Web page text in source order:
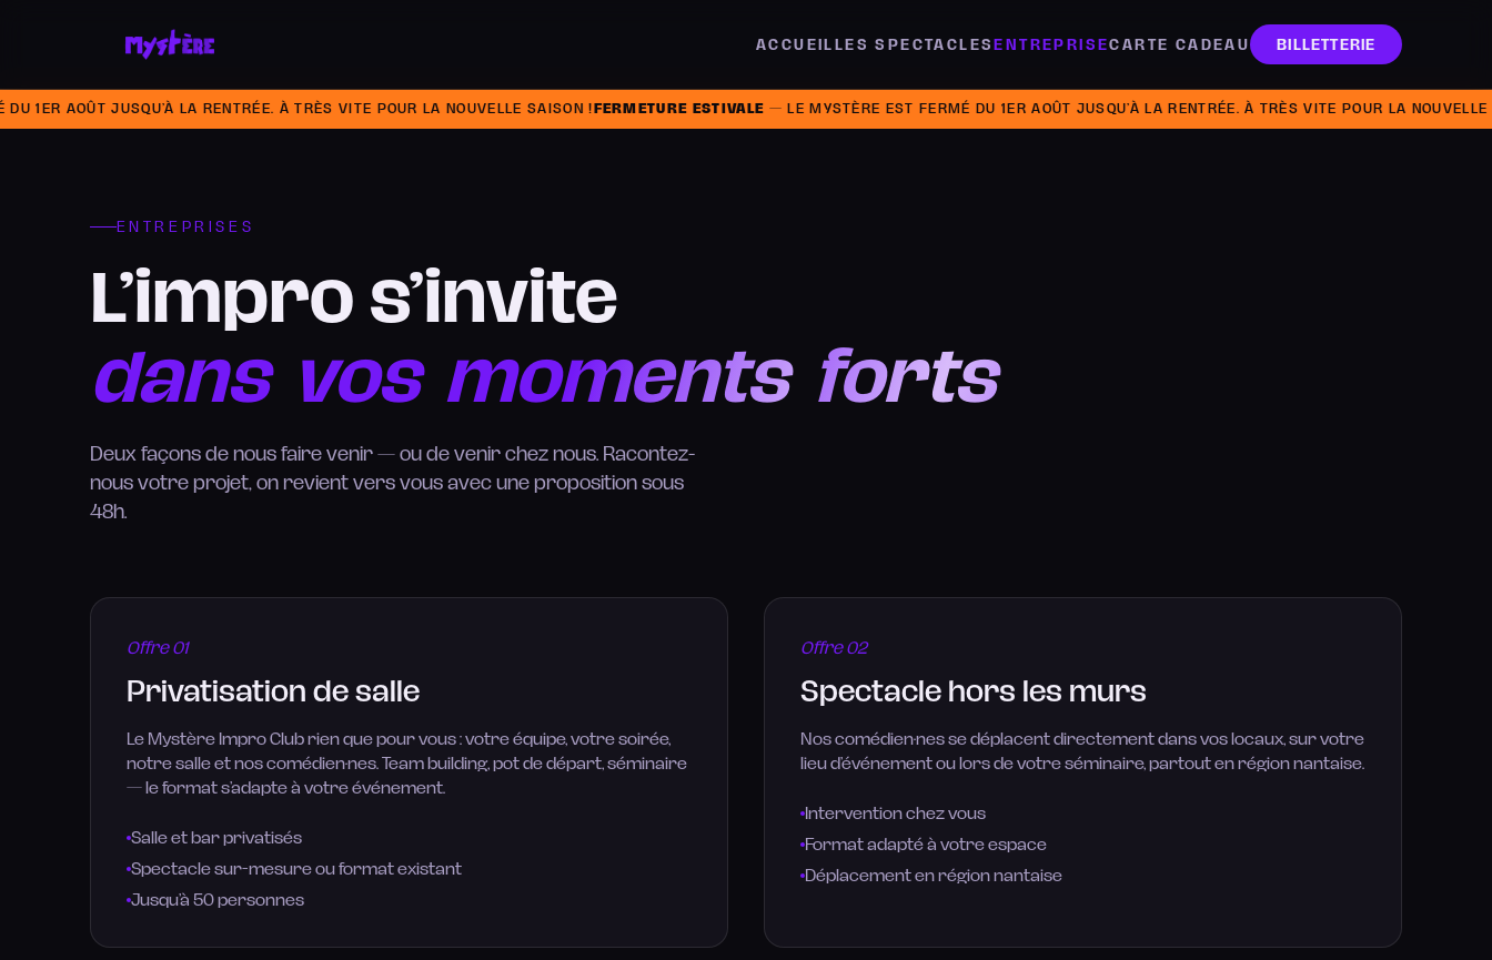
ACCUEILLES SPECTACLESENTREPRISECARTE CADEAU BILLETTERIE
AOÛT JUSQU’À LA RENTRÉE. À TRÈS VITE POUR LA NOUVELLE SAISON !FERMETURE ESTIVALE— LE MYSTÈRE EST FERMÉ DU 1ER AOÛT JUSQU’À LA RENTRÉE. À TRÈS VITE POUR LA NOUVELLE
ENTREPRISES
L’impros’invite
dans vosmoments forts
Deux façons de nous faire venir — ou de venir chez nous. Racontez-
nous votre projet, on revient vers vous avec une proposition sous
48h.
Offre01
Privatisation de salle
Le Mystère Impro Club rien que pour vous : votre équipe, votre soirée,
notre salle et nos comédien·nes. Team building, pot de départ, séminaire
— le format s’adapte à votre événement.
Salle et bar privatisés
Spectacle sur-mesure ou format existant
Jusqu’à 50 personnes
Offre02
Spectacle hors les murs
Nos comédien·nes se déplacent directement dans vos locaux, sur votre
lieu d’événement ou lors de votre séminaire, partout en région nantaise.
Intervention chez vous
Format adapté à votre espace
Déplacement en région nantaise